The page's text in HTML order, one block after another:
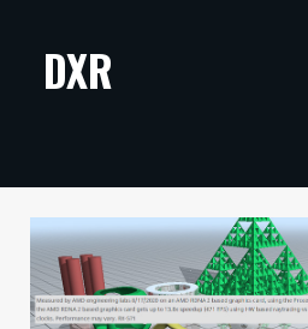
ARTIKKELIT
TECHBBS
TIETOA
HINTA.FI
DXR